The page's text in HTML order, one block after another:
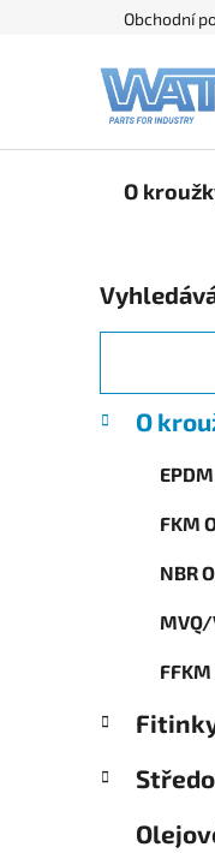
Obchodní
O
o
s
r
a
kategorie
K
a
O
FKM
NBR